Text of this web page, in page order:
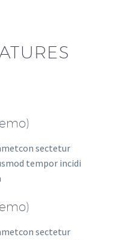
sectetur
tempor incidi
sectetur